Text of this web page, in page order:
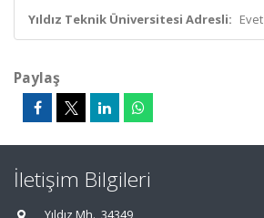
Yıldız Teknik Üniversitesi Adresli: Evet
Paylaş
İletişim Bilgileri
Yıldız Mh., 34349